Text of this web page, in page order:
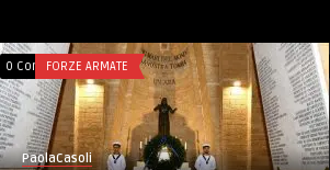
0 CommentsFORZE ARMATE
PaolaCasoli